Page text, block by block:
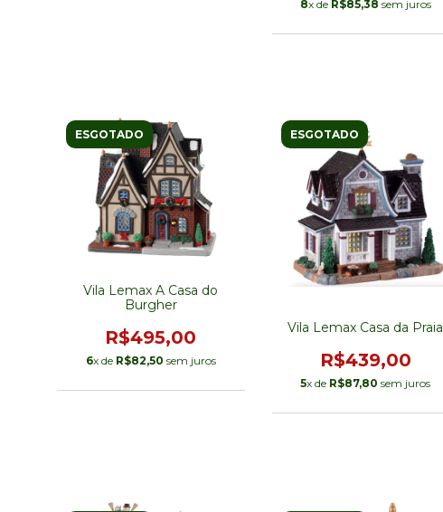
8x de R$85,38 sem juros
ESGOTADO
Vila Lemax A Casa do
Burgher
R$495,00
6x de R$82,50 sem juros
ESGOTADO
Vila Lemax Casa da Praia
R$439,00
5x de R$87,80 sem juros